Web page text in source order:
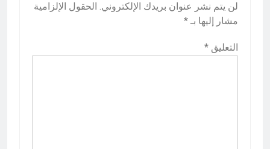
لن يتم نشر عنوان بريدك الإلكتروني. الحقول الإلزامية
مشار إليها بـ *
التعليق *